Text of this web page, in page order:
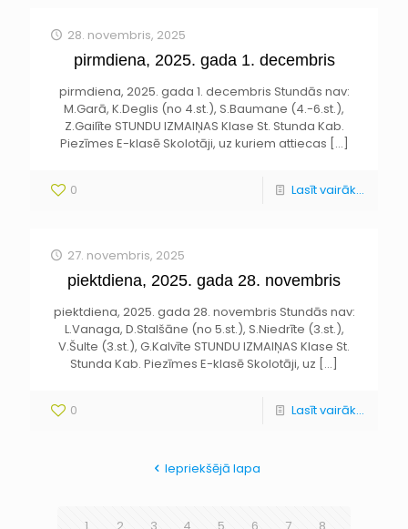
28. novembris, 2025
pirmdiena, 2025. gada 1. decembris
pirmdiena, 2025. gada 1. decembris Stundās nav:
M.Garā, K.Deglis (no 4.st.), S.Baumane (4.-6.st.),
Z.Gailīte STUNDU IZMAIŅAS Klase St. Stunda Kab.
Piezīmes E-klasē Skolotāji, uz kuriem attiecas […]
0 Lasīt vairāk...
27. novembris, 2025
piektdiena, 2025. gada 28. novembris
piektdiena, 2025. gada 28. novembris Stundās nav:
L.Vanaga, D.Stalšāne (no 5.st.), S.Niedrīte (3.st.),
V.Šulte (3.st.), G.Kalvīte STUNDU IZMAIŅAS Klase St.
Stunda Kab. Piezīmes E-klasē Skolotāji, uz […]
0 Lasīt vairāk...
Iepriekšējā lapa